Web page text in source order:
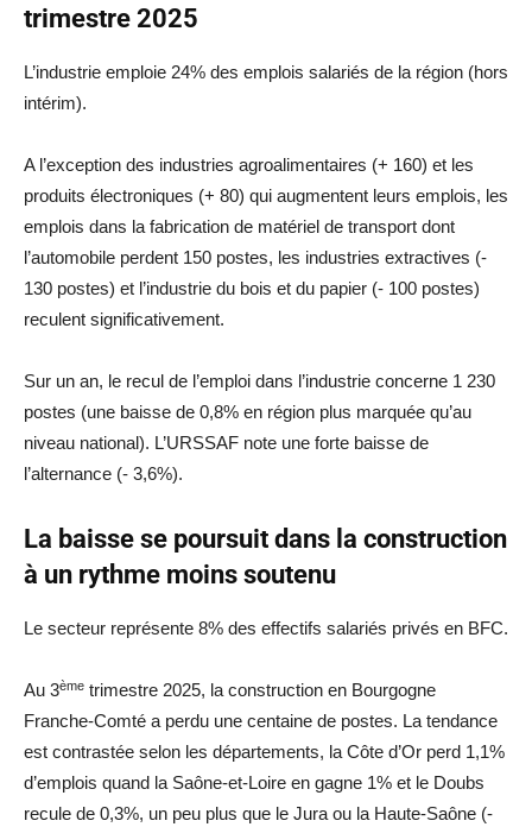
trimestre 2025
L’industrie emploie 24% des emplois salariés de la région (hors
intérim).
A l’exception des industries agroalimentaires (+ 160) et les
produits électroniques (+ 80) qui augmentent leurs emplois, les
emplois dans la fabrication de matériel de transport dont
l’automobile perdent 150 postes, les industries extractives (-
130 postes) et l’industrie du bois et du papier (- 100 postes)
reculent significativement.
Sur un an, le recul de l’emploi dans l’industrie concerne 1 230
postes (une baisse de 0,8% en région plus marquée qu’au
niveau national). L’URSSAF note une forte baisse de
l’alternance (- 3,6%).
La baisse se poursuit dans la construction
à un rythme moins soutenu
Le secteur représente 8% des effectifs salariés privés en BFC.
Au 3ème trimestre 2025, la construction en Bourgogne
Franche-Comté a perdu une centaine de postes. La tendance
est contrastée selon les départements, la Côte d’Or perd 1,1%
d’emplois quand la Saône-et-Loire en gagne 1% et le Doubs
recule de 0,3%, un peu plus que le Jura ou la Haute-Saône (-